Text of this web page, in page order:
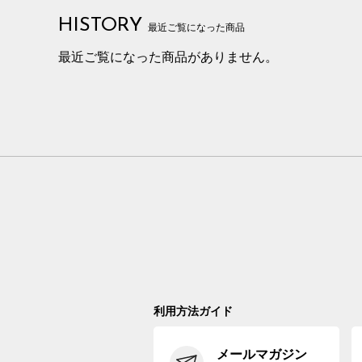
HISTORY 最近ご覧になった商品
最近ご覧になった商品がありません。
利用方法ガイド
メールマガジン